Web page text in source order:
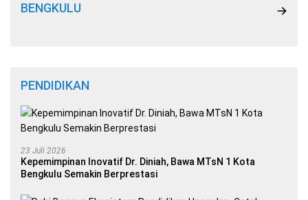
BENGKULU
PENDIDIKAN
23 Juli 2026
Kepemimpinan Inovatif Dr. Diniah, Bawa MTsN 1 Kota
Bengkulu Semakin Berprestasi